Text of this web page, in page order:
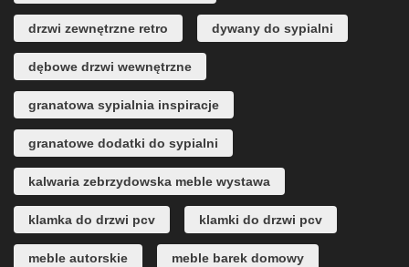
drzwi zewnętrzne retro dywany do sypialni
dębowe drzwi wewnętrzne
granatowa sypialnia inspiracje
granatowe dodatki do sypialni
kalwaria zebrzydowska meble wystawa
klamka do drzwi pcv klamki do drzwi pcv
meble autorskie meble barek domowy